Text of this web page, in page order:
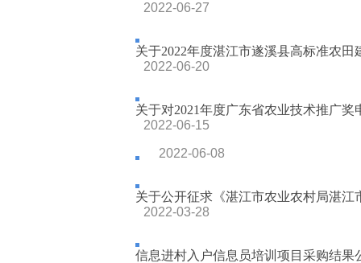
2022-06-27
关于2022年度湛江市遂溪县高标准农
2022-06-20
关于对2021年度广东省农业技术推广奖
2022-06-15
2022-06-08
关于公开征求《湛江市农业农村局湛江
2022-03-28
信息进村入户信息员培训项目采购结果